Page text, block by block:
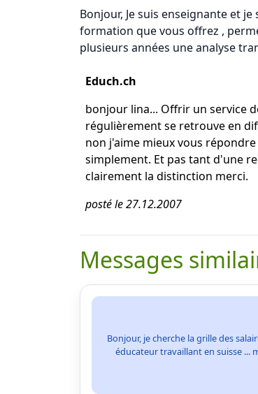
Bonjour, Je suis enseignante et
formation que vous offrez ,
plusieurs années une analyse
Educh.ch
bonjour lina... Offrir un service
régulièrement se retrouve en
non j'aime mieux vous
simplement. Et pas tant d'une
clairement la distinction merci.
posté le 27.12.2007
Messages
Bonjour, je cherche la grille des
éducateur travaillant en suisse ...